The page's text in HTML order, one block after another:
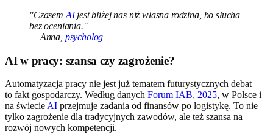
"Czasem AIjest bliżej nas niż własna rodzina, bo słucha
bez oceniania."
— Anna, psycholog
AI w pracy: szansa czy zagrożenie?
Automatyzacja pracy nie jest już tematem futurystycznych debat –
to fakt gospodarczy. Według danych Forum IAB, 2025, w Polsce i
na świecie AI przejmuje zadania od finansów po logistykę. To nie
tylko zagrożenie dla tradycyjnych zawodów, ale też szansa na
rozwój nowych kompetencji.